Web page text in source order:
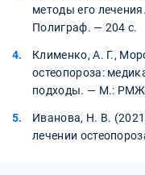
методы его
Полиграф. — 204 с.
Клименко, А. Г.,
остеопороза:
подходы. — М.:
Иванова, Н. В.
лечении